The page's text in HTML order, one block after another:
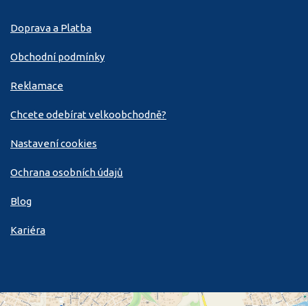
Doprava a Platba
Obchodní podmínky
Reklamace
Chcete odebírat velkoobchodně?
Nastavení cookies
Ochrana osobních údajů
Blog
Kariéra